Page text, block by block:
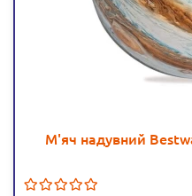
М'яч надувний